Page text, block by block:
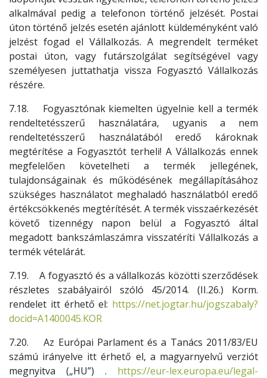
alkalmával pedig a telefonon történő jelzését. Postai
úton történő jelzés esetén ajánlott küldeményként való
jelzést fogad el Vállalkozás. A megrendelt terméket
postai úton, vagy futárszolgálat segítségével vagy
személyesen juttathatja vissza Fogyasztó Vállalkozás
részére.
7.18. Fogyasztónak kiemelten ügyelnie kell a termék
rendeltetésszerű használatára, ugyanis a nem
rendeltetésszerű használatából eredő károknak
megtérítése a Fogyasztót terheli! A Vállalkozás ennek
megfelelően követelheti a termék jellegének,
tulajdonságainak és működésének megállapításához
szükséges használatot meghaladó használatból eredő
értékcsökkenés megtérítését. A termék visszaérkezését
követő tizennégy napon belül a Fogyasztó által
megadott bankszámlaszámra visszatéríti Vállalkozás a
termék vételárát.
7.19. A fogyasztó és a vállalkozás közötti szerződések
részletes szabályairól szóló 45/2014. (II.26.) Korm.
rendelet itt érhető el: https://net.jogtar.hu/jogszabaly?
docid=A1400045.KOR
7.20. Az Európai Parlament és a Tanács 2011/83/EU
számú irányelve itt érhető el, a magyarnyelvű verziót
megnyitva („HU”) . https://eur-lex.europa.eu/legal-